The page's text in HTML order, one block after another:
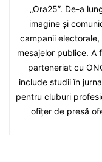
„Ora25”. De-a
imagine și
campanii
mesajelor publice. A
parteneriat cu
include studii în
pentru cluburi
ofițer de presă